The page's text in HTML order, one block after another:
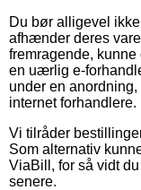
Du bør alligevel
afhænder deres
fremragende,
en uærlig e-
under en
internet forhandlere.
Vi tilråder
Som alternativ
ViaBill, for så vidt
senere.